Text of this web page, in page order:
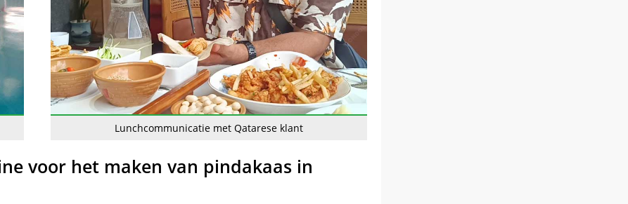
Lunchcommunicatie met Qatarese klant
voor het maken van pindakaas in